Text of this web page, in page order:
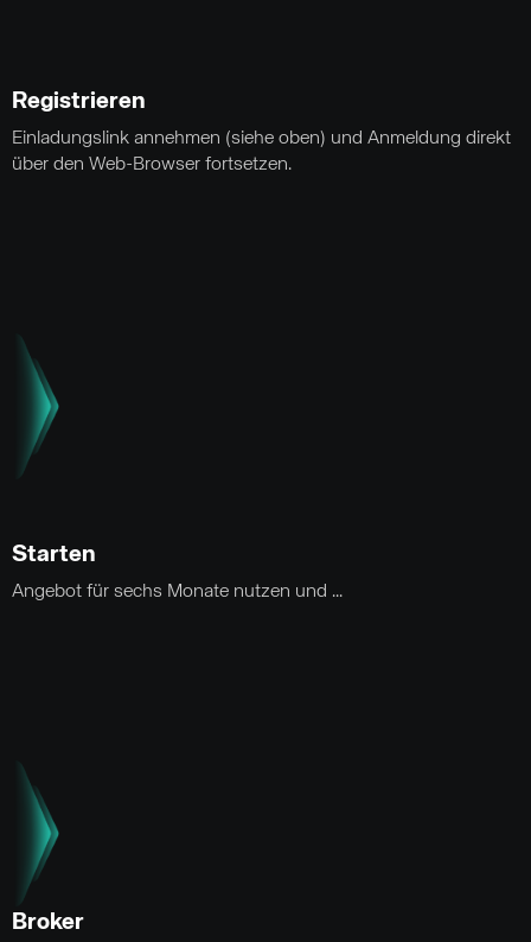
Registrieren
Einladungslink annehmen (siehe oben) und Anmeldung direkt
über den Web-Browser fortsetzen.
Starten
Angebot für sechs Monate nutzen und ...
Broker